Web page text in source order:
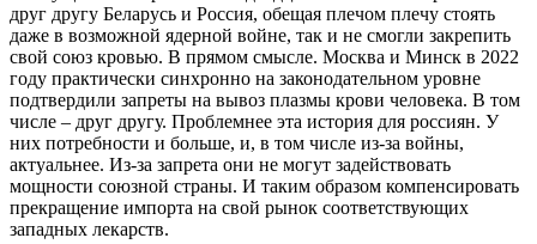
друг другу Беларусь и Россия, обещая плечом плечу стоять
даже в возможной ядерной войне, так и не смогли закрепить
свой союз кровью. В прямом смысле. Москва и Минск в 2022
году практически синхронно на законодательном уровне
подтвердили запреты на вывоз плазмы крови человека. В том
числе – друг другу. Проблемнее эта история для россиян. У
них потребности и больше, и, в том числе из-за войны,
актуальнее. Из-за запрета они не могут задействовать
мощности союзной страны. И таким образом компенсировать
прекращение импорта на свой рынок соответствующих
западных лекарств.